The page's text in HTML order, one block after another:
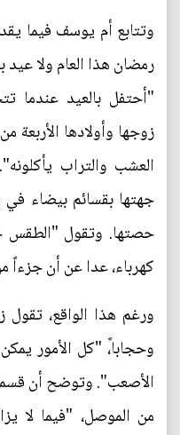
وتتابع أم يوسف فيما
رمضان هذا العام ولا
زوجها وأولادها
جهتها بقسائم بيضاء
حصتها. وتقول "الطقس
كهرباء، عدا عن أن جزءاً
ورغم هذا الواقع،
وحجابا،ً "كل الأمور
الأصعب". وتوضح أن قسما
من الموصل، "فيما لا